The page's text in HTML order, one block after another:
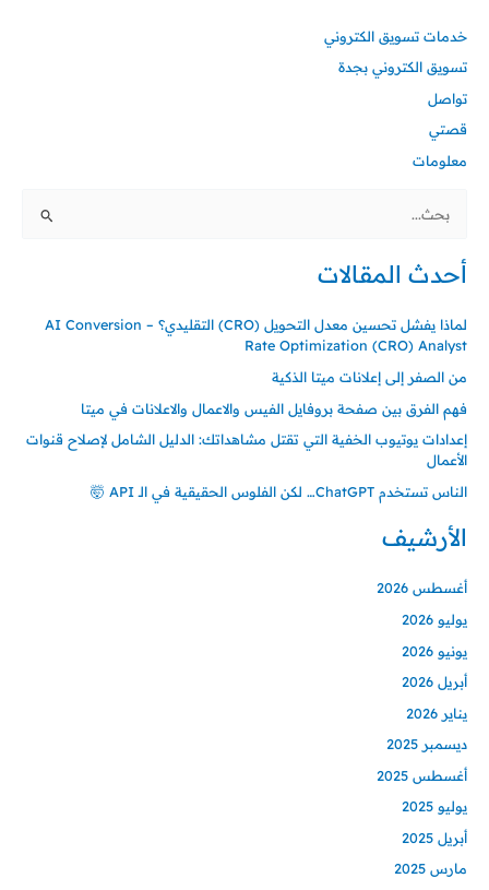
خدمات تسويق الكتروني
تسويق الكتروني بجدة
تواصل
قصتي
معلومات
البحث
أحدث المقالات
لماذا يفشل تحسين معدل التحويل (CRO) التقليدي؟ – AI Conversion
Rate Optimization (CRO) Analyst
من الصفر إلى إعلانات ميتا الذكية
فهم الفرق بين صفحة بروفايل الفيس والاعمال والاعلانات في ميتا
إعدادات يوتيوب الخفية التي تقتل مشاهداتك: الدليل الشامل لإصلاح قنوات
الأعمال
الناس تستخدم ChatGPT… لكن الفلوس الحقيقية في الـ API 🤯
الأرشيف
أغسطس 2026
يوليو 2026
يونيو 2026
أبريل 2026
يناير 2026
ديسمبر 2025
أغسطس 2025
يوليو 2025
أبريل 2025
مارس 2025